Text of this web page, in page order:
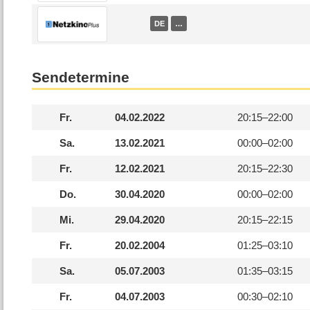
DE …
Sendetermine
Fr. 04.02.2022 20:15–22:00
Sa. 13.02.2021 00:00–02:00
Fr. 12.02.2021 20:15–22:30
Do. 30.04.2020 00:00–02:00
Mi. 29.04.2020 20:15–22:15
Fr. 20.02.2004 01:25–03:10
Sa. 05.07.2003 01:35–03:15
Fr. 04.07.2003 00:30–02:10